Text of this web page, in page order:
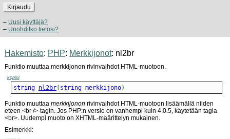
Kirjaudu
Uusi käyttäjä?
Unohditko tietosi?
Hakemisto: PHP: Merkkijonot: nl2br
Funktio muuttaa merkkijonon rivinvaihdot HTML-muotoon.
kopioi
string nl2br( string merkkijono)
Funktio muuttaa merkkijonon rivinvaihdot HTML-muotoon lisäämällä niiden
eteen <br />-tagin. Jos PHP:n versio on vanhempi kuin 4.0.5, käytetään tagia
<br>. Uudempi muoto on XHTML-määrittelyn mukainen.
Esimerkki: